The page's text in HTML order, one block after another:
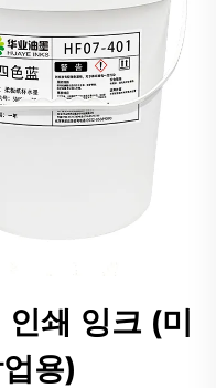
쇄 잉크 (미
용)